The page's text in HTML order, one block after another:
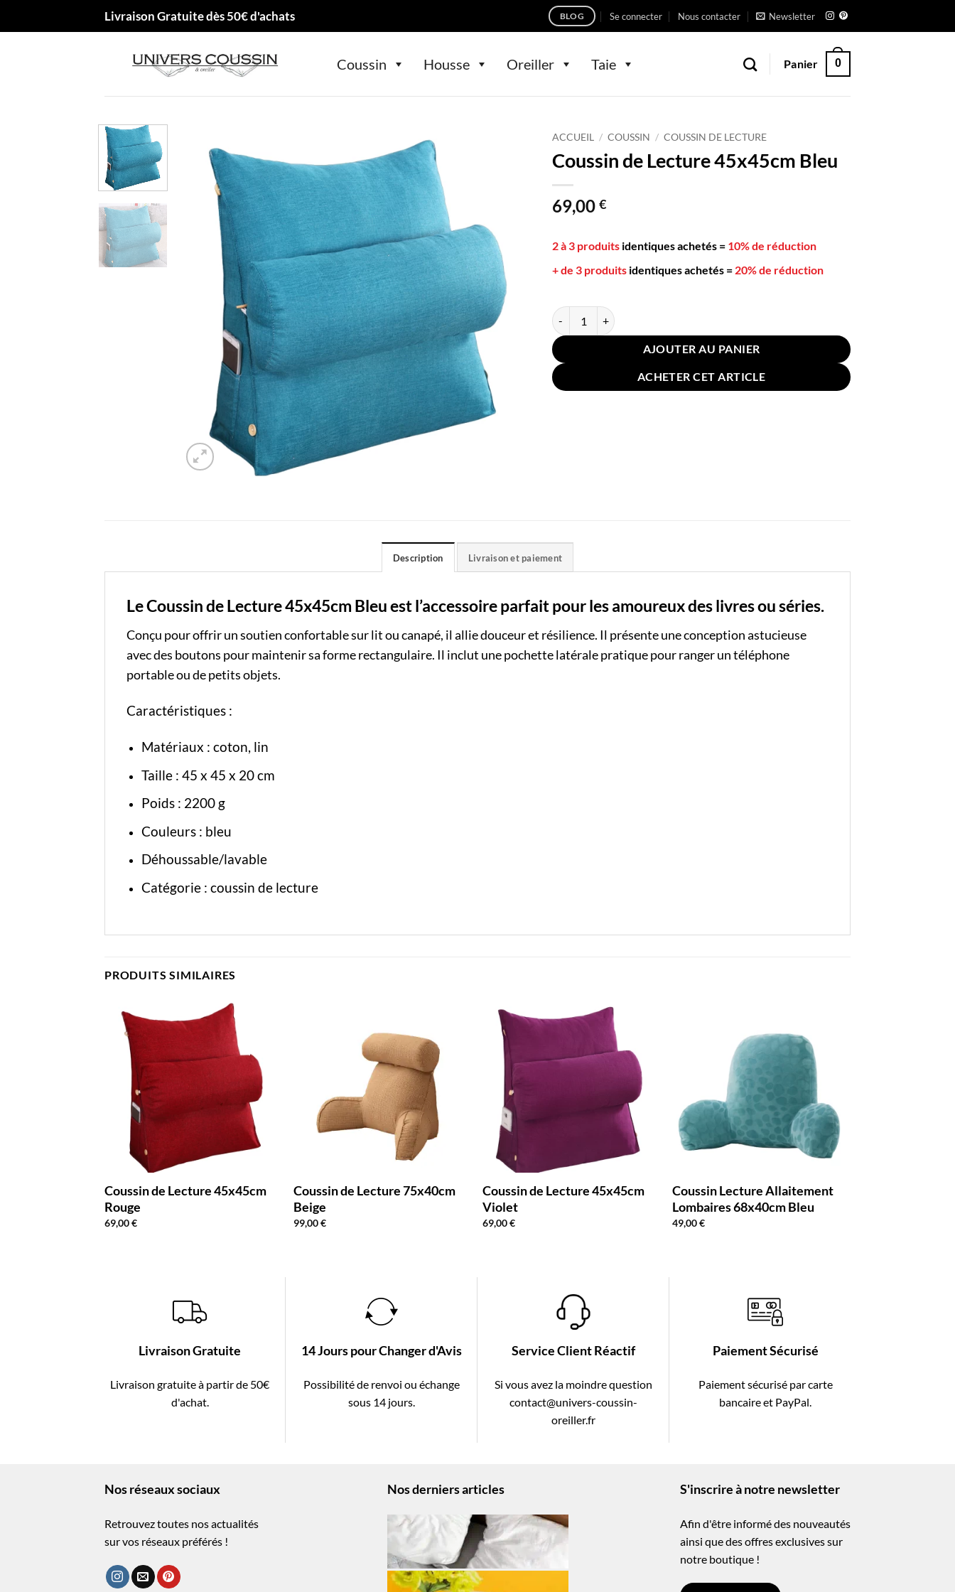
Livraison Gratuite dès 50€ d'achats BLOG Se connecter Nous contacter Newsletter
Coussin Housse Oreiller Taie Panier 0
ACCUEIL / COUSSIN / COUSSIN DE LECTURE
Coussin de Lecture 45x45cm Bleu
69,00 €
2 à 3 produits identiques achetés = 10% de réduction
+ de 3 produits identiques achetés = 20% de réduction
quantité de Coussin de Lecture 45x45cm Bleu
AJOUTER AU PANIER
ACHETER CET ARTICLE
Description Livraison et paiement
Le Coussin de Lecture 45x45cm Bleu est l’accessoire parfait pour les amoureux des livres ou séries.
Conçu pour offrir un soutien confortable sur lit ou canapé, il allie douceur et résilience. Il présente une conception astucieuse
avec des boutons pour maintenir sa forme rectangulaire. Il inclut une pochette latérale pratique pour ranger un téléphone
portable ou de petits objets.
Caractéristiques :
Matériaux : coton, lin
Taille : 45 x 45 x 20 cm
Poids : 2200 g
Couleurs : bleu
Déhoussable/lavable
Catégorie : coussin de lecture
PRODUITS SIMILAIRES
Coussin de Lecture 45x45cm
Rouge
69,00€
Coussin de Lecture 75x40cm
Beige
99,00€
Coussin de Lecture 45x45cm
Violet
69,00€
Coussin Lecture Allaitement
Lombaires 68x40cm Bleu
49,00€
Livraison Gratuite
Livraison gratuite à partir de 50€
d'achat.
14 Jours pour Changer d'Avis
Possibilité de renvoi ou échange
sous 14 jours.
Service Client Réactif
Si vous avez la moindre question
contact@univers-coussin-
oreiller.fr
Paiement Sécurisé
Paiement sécurisé par carte
bancaire et PayPal.
Nos réseaux sociaux
Retrouvez toutes nos actualités
sur vos réseaux préférés !
Nos derniers articles S'inscrire à notre newsletter
Afin d'être informé des nouveautés
ainsi que des offres exclusives sur
notre boutique !